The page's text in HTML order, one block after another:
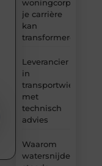
woningcorporaties
je carrière
kan
transformeren
Leverancier
in
transportwielen
met
technisch
advies
Waarom
watersnijden